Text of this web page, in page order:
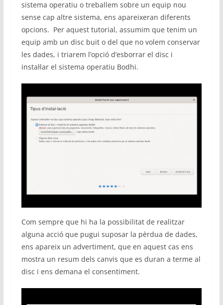
sistema operatiu o treballem sobre un equip nou
sense cap altre sistema, ens apareixeran diferents
opcions. Per aquest tutorial, assumim que tenim un
equip amb un disc buit o del que no volem conservar
les dades, i triarem l’opció d’esborrar el disc i
instal·lar el sistema operatiu Bodhi.
Com sempre que hi ha la possibilitat de realitzar
alguna acció que pugui suposar la pèrdua de dades,
ens apareix un advertiment, que en aquest cas ens
mostra un resum dels canvis que es duran a terme al
disc i ens demana el consentiment.